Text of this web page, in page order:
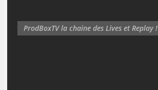
ProdBoxTV la chaine des Lives et Replay !